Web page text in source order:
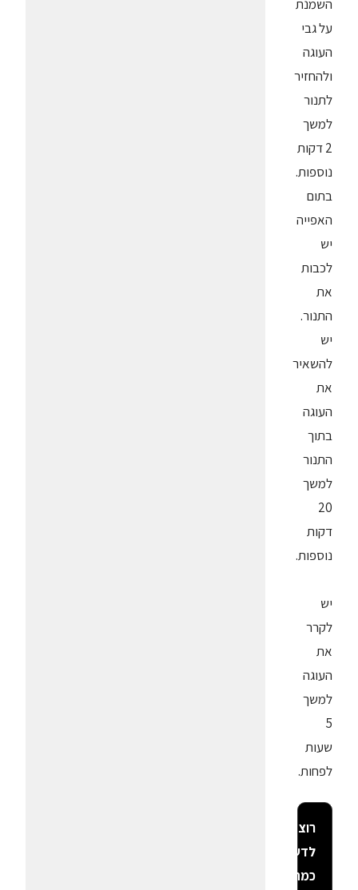
השמנת
על גבי
העוגה
ולהחזיר
לתנור
למשך
2 דקות
נוספות.
בתום
האפייה
יש
לכבות
את
התנור.
יש
להשאיר
את
העוגה
בתוך
התנור
למשך
20
דקות
נוספות.
יש
לקרר
את
העוגה
למשך
5
שעות
לפחות.
רוצה
לדעת
כמה